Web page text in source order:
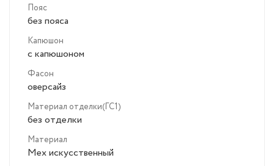
Пояс
без пояса
Капюшон
с капюшоном
Фасон
оверсайз
Материал отделки(ГС1)
без отделки
Материал
Мех искусственный